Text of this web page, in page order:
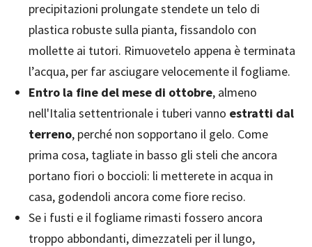
precipitazioni prolungate stendete un telo di
plastica robuste sulla pianta, fissandolo con
mollette ai tutori. Rimuovetelo appena è terminata
l’acqua, per far asciugare velocemente il fogliame.
Entro la fine del mese di ottobre, almeno
nell'Italia settentrionale i tuberi vanno estratti dal
terreno, perché non sopportano il gelo. Come
prima cosa, tagliate in basso gli steli che ancora
portano fiori o boccioli: li metterete in acqua in
casa, godendoli ancora come fiore reciso.
Se i fusti e il fogliame rimasti fossero ancora
troppo abbondanti, dimezzateli per il lungo,